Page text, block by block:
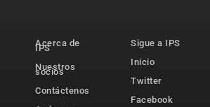
Acerca de
IPS
Nuestros
socios
Contáctenos
Sigue a IPS
Inicio
Twitter
Facebook